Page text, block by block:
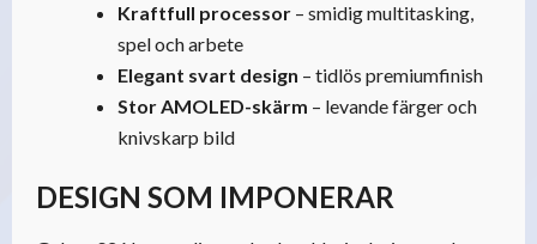
Kraftfull processor – smidig multitasking,
spel och arbete
Elegant svart design – tidlös premiumfinish
Stor AMOLED-skärm – levande färger och
knivskarp bild
DESIGN SOM IMPONERAR